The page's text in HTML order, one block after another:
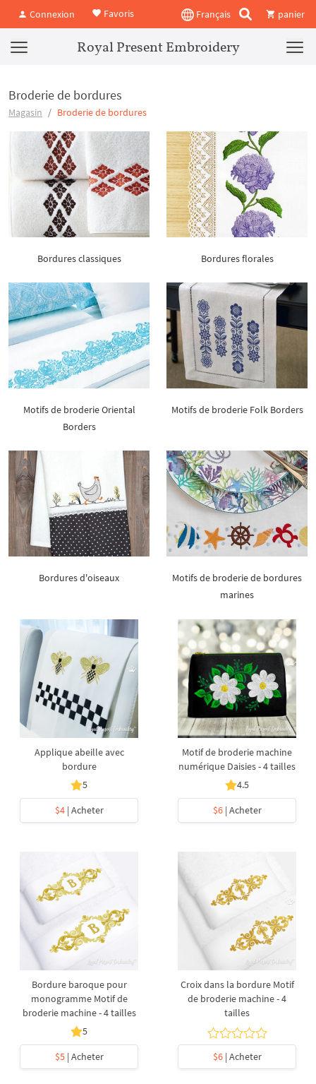
Connexion Favoris Français panier
Royal Present Embroidery
Broderie de bordures
Magasin Broderie de bordures
Bordures classiques Bordures florales
Motifs de broderie Oriental
Borders
Motifs de broderie Folk Borders
Bordures d'oiseaux
Motifs de broderie de bordures
marines
Applique abeille avec
bordure
5
$4| Acheter
Motif de broderie machine
numérique Daisies - 4 tailles
4.5
$6| Acheter
Bordure baroque pour
monogramme Motif de
broderie machine - 4 tailles
5
$5| Acheter
Croix dans la bordure Motif
de broderie machine - 4
tailles
$6| Acheter